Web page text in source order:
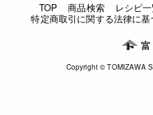
TOP 商品検索 レシピ
特定商取引に関する法律に
Copyright © TOMIZAWA